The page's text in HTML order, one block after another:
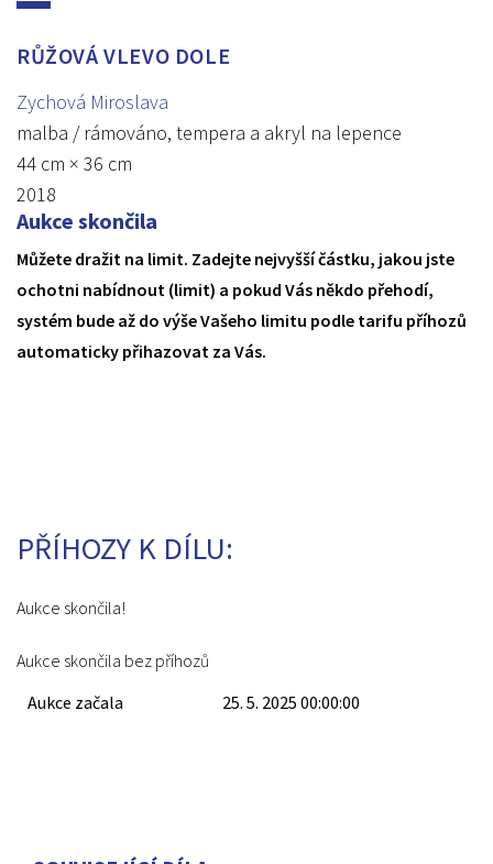
RŮŽOVÁ VLEVO DOLE
Zychová Miroslava
malba / rámováno, tempera a akryl na lepence
44 cm × 36 cm
2018
Aukce skončila
Můžete dražit na limit. Zadejte nejvyšší částku, jakou jste
ochotni nabídnout (limit) a pokud Vás někdo přehodí,
systém bude až do výše Vašeho limitu podle tarifu příhozů
automaticky přihazovat za Vás.
PŘÍHOZY K DÍLU:
Aukce skončila!
Aukce skončila bez příhozů
Aukce začala
25. 5. 2025 00:00:00